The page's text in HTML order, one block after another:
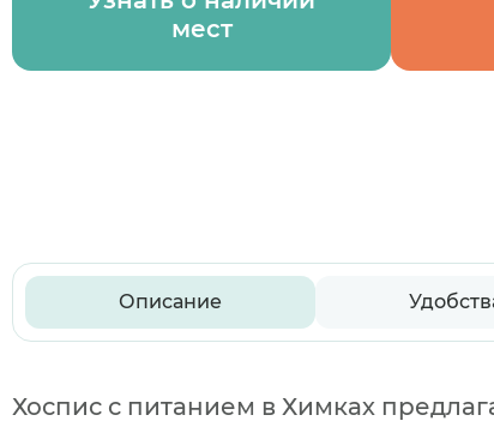
мест
Описание
Хоспис с питанием в Химках